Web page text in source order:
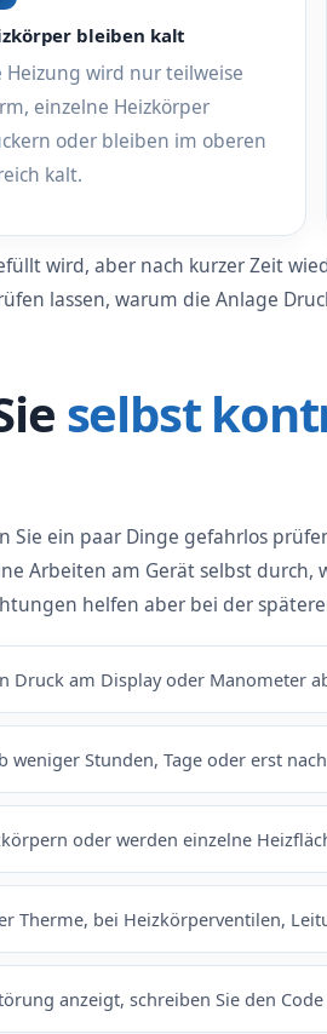
bleiben kalt
Heizung wird nur teilweise
einzelne Heizkörper
oder bleiben im oberen
kalt.
wird, aber nach kurzer Zeit
lassen, warum die Anlage
selbst
ein paar Dinge gefahrlos
Arbeiten am Gerät selbst durch,
helfen aber bei der
Druck am Display oder Manometer
weniger Stunden, Tage oder erst
oder werden einzelne
Therme, bei Heizkörperventilen,
anzeigt, schreiben Sie den